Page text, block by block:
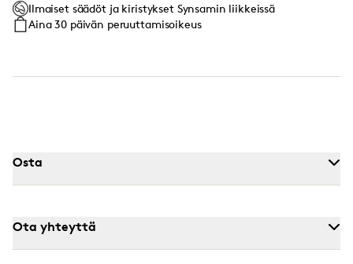
Ilmaiset säädöt ja kiristykset Synsamin liikkeissä
Aina 30 päivän peruuttamisoikeus
Osta
Ota yhteyttä